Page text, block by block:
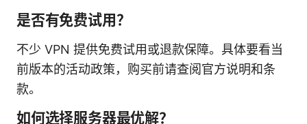
是否有免费试用？
不少 VPN 提供免费试用或退款保障。具体要看当
前版本的活动政策，购买前请查阅官方说明和条
款。
如何选择服务器最优解？